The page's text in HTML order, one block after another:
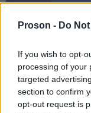
Proson - Do
If you wish to opt-
processing of your
targeted
section to confirm
opt-out request is
ΑΣΕΠ: Εξ